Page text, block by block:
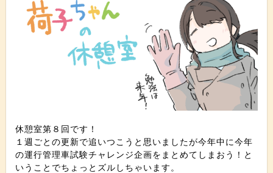
休憩室第８回です！
１週ごとの更新で追いつこうと思いましたが今年中に今年
の運行管理車試験チャレンジ企画をまとめてしまおう！と
いうことでちょっとズルしちゃいます。